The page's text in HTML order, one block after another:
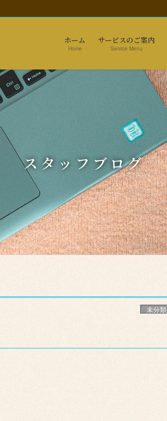
ホーム
Home
サービスのご案内
Service Menu
スタッフブログ
未分類